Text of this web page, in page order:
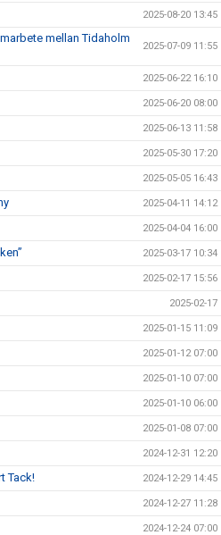
2025-08-20 13:45
mellan Tidaholm
2025-07-09 11:55
2025-06-22 16:10
2025-06-20 08:00
2025-06-13 11:58
2025-05-30 17:20
2025-05-05 16:43
2025-04-11 14:12
2025-04-04 16:00
2025-03-17 10:34
2025-02-17 15:56
2025-02-17
2025-01-15 11:09
2025-01-12 07:00
2025-01-10 07:00
2025-01-10 06:00
2025-01-08 07:00
2024-12-31 12:20
Tack! 2024-12-29 14:45
2024-12-27 11:28
2024-12-24 07:00